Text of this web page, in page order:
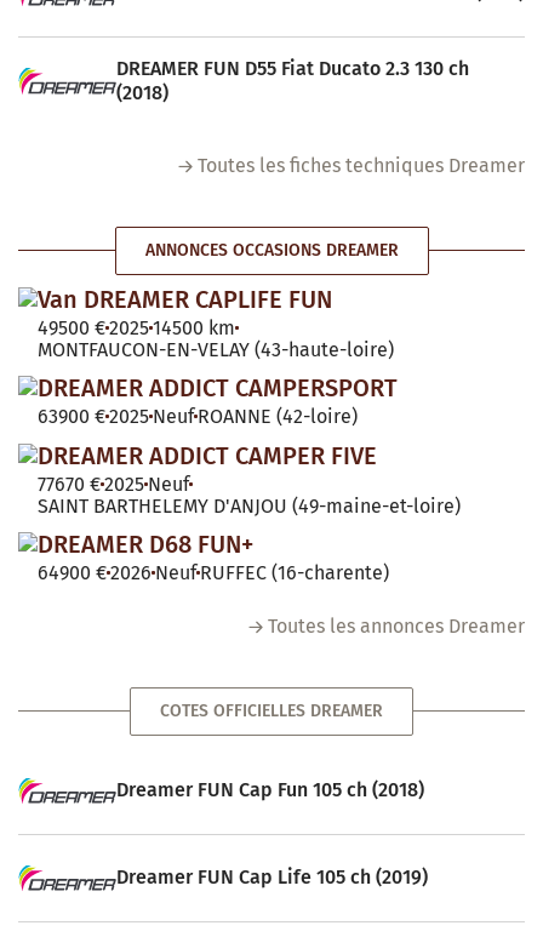
DREAMER FUN D55 Fiat Ducato 2.3 130 ch
(2018)
Toutes les fiches techniques Dreamer
ANNONCES OCCASIONS DREAMER
Van DREAMER CAPLIFE FUN
49500 €202514500 km
MONTFAUCON-EN-VELAY (43-haute-loire)
DREAMER ADDICT CAMPERSPORT
63900 €2025 Neuf ROANNE (42-loire)
DREAMER ADDICT CAMPER FIVE
77670 €2025 Neuf
SAINT BARTHELEMY D'ANJOU (49-maine-et-loire)
DREAMER D68 FUN+
64900 €2026 Neuf RUFFEC (16-charente)
Toutes les annonces Dreamer
COTES OFFICIELLES DREAMER
Dreamer FUN Cap Fun 105 ch (2018)
Dreamer FUN Cap Life 105 ch (2019)